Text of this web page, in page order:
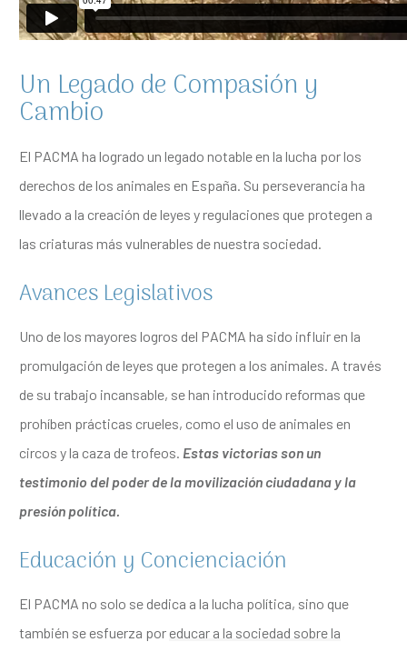
Un Legado de Compasión y
Cambio
El PACMA ha logrado un legado notable en la lucha por los
derechos de los animales en España. Su perseverancia ha
llevado a la creación de leyes y regulaciones que protegen a
las criaturas más vulnerables de nuestra sociedad.
Avances Legislativos
Uno de los mayores logros del PACMA ha sido influir en la
promulgación de leyes que protegen a los animales. A través
de su trabajo incansable, se han introducido reformas que
prohíben prácticas crueles, como el uso de animales en
circos y la caza de trofeos. Estas victorias son un
testimonio del poder de la movilización ciudadana y la
presión política.
Educación y Concienciación
El PACMA no solo se dedica a la lucha política, sino que
también se esfuerza poreducar a la sociedad sobre la